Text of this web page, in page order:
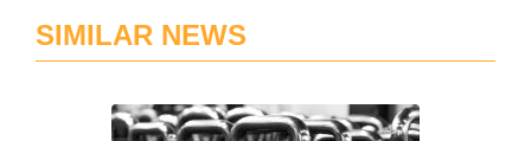
SIMILAR NEWS